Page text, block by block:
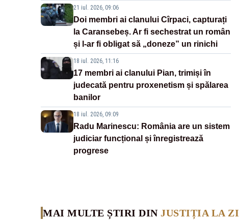
21 iul. 2026, 09:06
Doi membri ai clanului Cîrpaci, capturați
la Caransebeș. Ar fi sechestrat un român
și l-ar fi obligat să „doneze” un rinichi
18 iul. 2026, 11:16
17 membri ai clanului Pian, trimiși în
judecată pentru proxenetism și spălarea
banilor
18 iul. 2026, 09:09
Radu Marinescu: România are un sistem
judiciar funcțional și înregistrează
progrese
MAI MULTE ȘTIRI DIN JUSTIȚIA LA ZI